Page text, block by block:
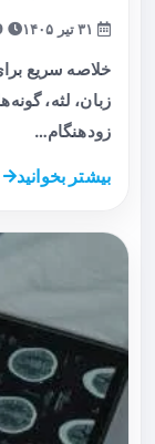
خلاصه سریع
زبان، لثه،
زودهنگام…
بیشتر بخوانید